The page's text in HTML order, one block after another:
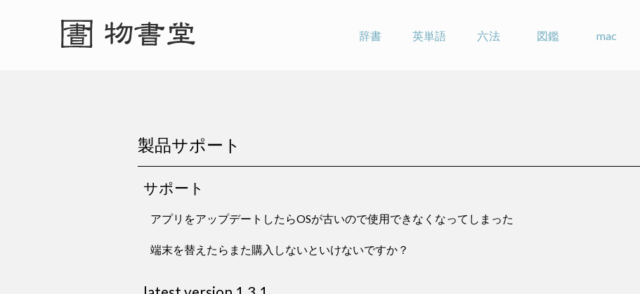
辞書 英単語 六法 図鑑 mac
製品サポート
サポート
アプリをアップデートしたらOSが古いので使用できなくなってしまった
端末を替えたらまた購入しないといけないですか？